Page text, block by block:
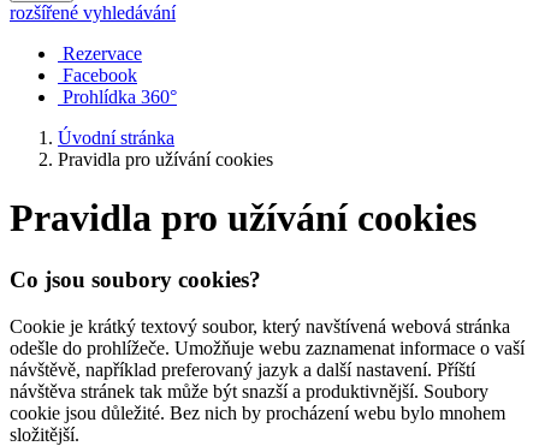
rozšířené vyhledávání
Rezervace
Facebook
Prohlídka 360°
Úvodní stránka
Pravidla pro užívání cookies
Pravidla pro užívání cookies
Co jsou soubory cookies?
Cookie je krátký textový soubor, který navštívená webová stránka
odešle do prohlížeče. Umožňuje webu zaznamenat informace o vaší
návštěvě, například preferovaný jazyk a další nastavení. Příští
návštěva stránek tak může být snazší a produktivnější. Soubory
cookie jsou důležité. Bez nich by procházení webu bylo mnohem
složitější.